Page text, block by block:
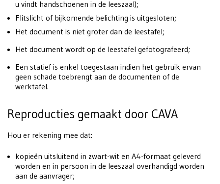
u vindt handschoenen in de leeszaal);
Flitslicht of bijkomende belichting is uitgesloten;
Het document is niet groter dan de leestafel;
Het document wordt op de leestafel gefotografeerd;
Een statief is enkel toegestaan indien het gebruik ervan
geen schade toebrengt aan de documenten of de
werktafel.
Reproducties gemaakt door CAVA
Hou er rekening mee dat:
kopieën uitsluitend in zwart-wit en A4-formaat geleverd
worden en in persoon in de leeszaal overhandigd worden
aan de aanvrager;